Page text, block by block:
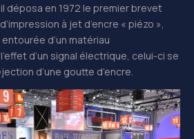
déposa en 1972 le premier brevet
à jet d’encre « piézo »,
d’un matériau
d’un signal électrique, celui-ci se
d’une goutte d’encre.